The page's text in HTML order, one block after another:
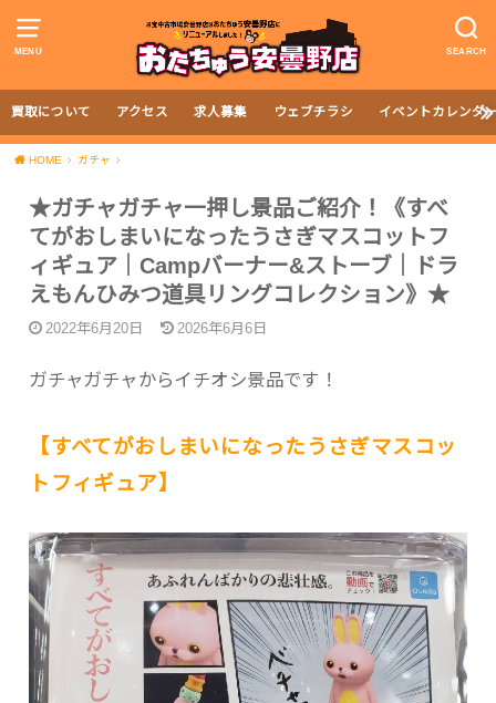
MENU SEARCH
買取について アクセス 求人募集 ウェブチラシ イベントカレンダ
HOME ガチャ
★ガチャガチャ一押し景品ご紹介！《すべ
てがおしまいになったうさぎマスコットフ
ィギュア｜Campバーナー&ストーブ｜ドラ
えもんひみつ道具リングコレクション》★
2022年6月20日 2026年6月6日
ガチャガチャからイチオシ景品です！
【すべてがおしまいになったうさぎマスコッ
トフィギュア】